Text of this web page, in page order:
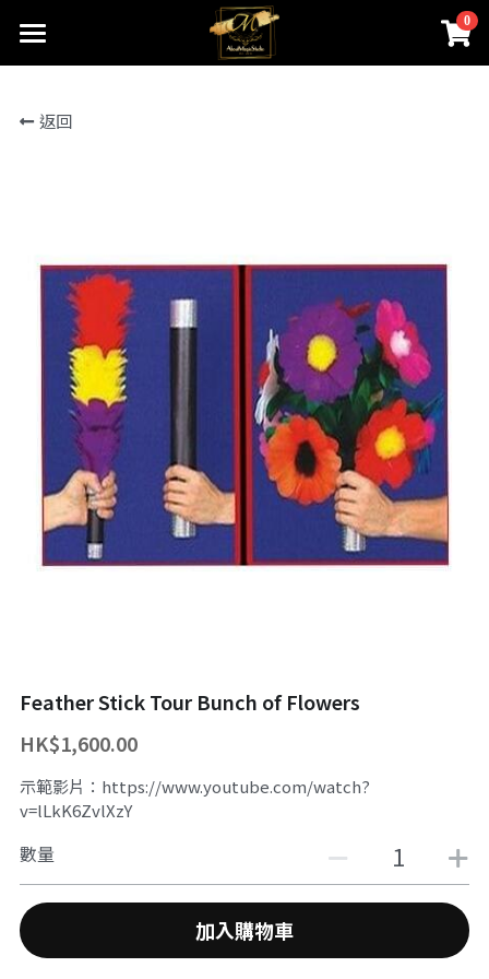
0
首頁
關於我們
聯絡我們
一對一魔術訓練課程
尖子課程簡介
Winners Circle
課程收費
近距離魔術課程
舞台魔術訓練課程
小一面試魔術培訓班
到校服務
鄧鏡波書院 60鑽禧校慶
STEM魔術班
魔術表演
專業魔術表演
魔幻生日派對
長者學苑-長幼共融計劃
企業員工魔術培訓/大型魔術道具租借
主辦魔術活動
十八區之魔術市集
魔術義工服務
返回
Feather Stick Tour Bunch of Flowers
HK$1,600.00
示範影片：https://www.youtube.com/watch?
v=lLkK6ZvlXzY
數量
加入購物車
×
商品分類
所有商品分類